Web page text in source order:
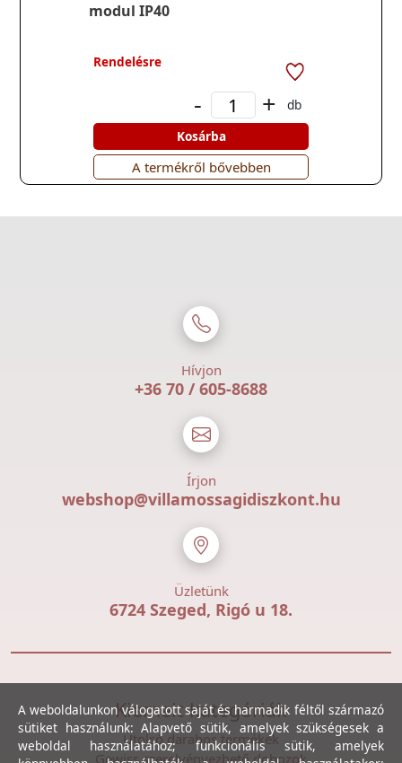
modul IP40
Rendelésre
- +
db
Kosárba
A termékről bővebben
Hívjon
+36 70 / 605-8688
Írjon
webshop@villamossagidiszkont.hu
Üzletünk
6724 Szeged, Rigó u 18.
Kiemelt kategóriák
Utolsó darabos termékek
Gewiss szerelvényezhető dobozok
A weboldalunkon válogatott saját és harmadik féltől származó
sütiket használunk: Alapvető sütik, amelyek szükségesek a
weboldal használatához; funkcionális sütik, amelyek